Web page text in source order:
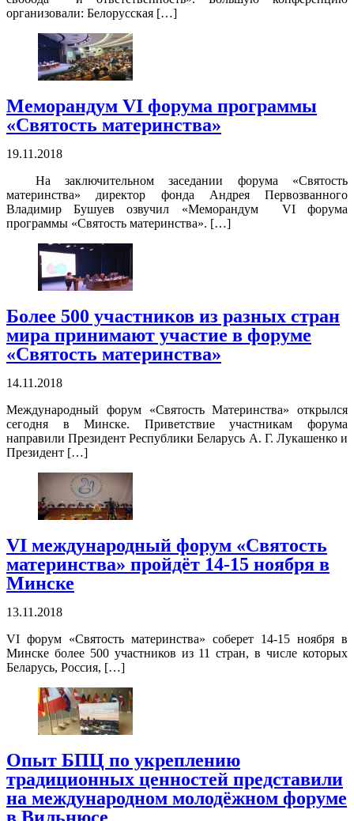
организовали: Белорусская […]
Меморандум VI форума программы
«Святость материнства»
19.11.2018
На заключительном заседании форума «Святость
материнства» директор фонда Андрея Первозванного
Владимир Бушуев озвучил «Меморандум VI форума
программы «Святость материнства». […]
Более 500 участников из разных стран
мира принимают участие в форуме
«Святость материнства»
14.11.2018
Международный форум «Святость Материнства» открылся
сегодня в Минске. Приветствие участникам форума
направили Президент Республики Беларусь А. Г. Лукашенко и
Президент […]
VI международный форум «Cвятость
материнства» пройдёт 14-15 ноября в
Минске
13.11.2018
VI форум «Cвятость материнства» соберет 14-15 ноября в
Минске более 500 участников из 11 стран, в числе которых
Беларусь, Россия, […]
Опыт БПЦ по укреплению
традиционных ценностей представили
на международном молодёжном форуме